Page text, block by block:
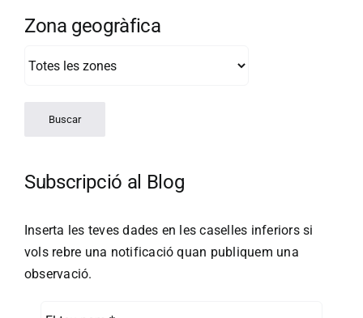
Zona geogràfica
Subscripció al Blog
Inserta les teves dades en les caselles inferiors si
vols rebre una notificació quan publiquem una
observació.